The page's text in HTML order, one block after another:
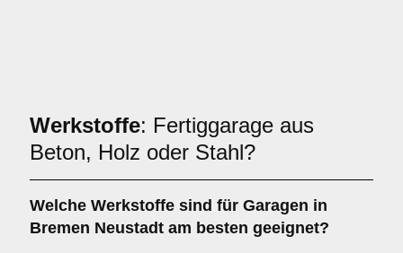
Werkstoffe: Fertiggarage aus
Beton, Holz oder Stahl?
Welche Werkstoffe sind für Garagen in
Bremen Neustadt am besten geeignet?